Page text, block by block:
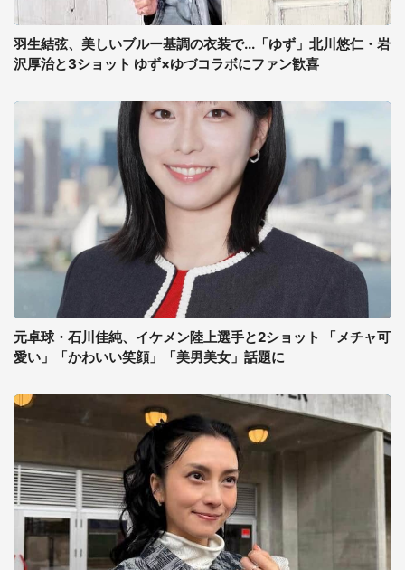
羽生結弦、美しいブルー基調の衣装で...「ゆず」北川悠仁・岩
沢厚治と3ショット ゆず×ゆづコラボにファン歓喜
元卓球・石川佳純、イケメン陸上選手と2ショット 「メチャ可
愛い」「かわいい笑顔」「美男美女」話題に